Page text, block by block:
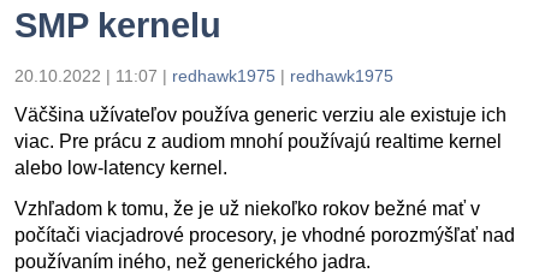
SMP kernelu
20.10.2022 | 11:07 | redhawk1975 | redhawk1975
Väčšina užívateľov používa generic verziu ale existuje ich
viac. Pre prácu z audiom mnohí používajú realtime kernel
alebo low-latency kernel.
Vzhľadom k tomu, že je už niekoľko rokov bežné mať v
počítači viacjadrové procesory, je vhodné porozmýšľať nad
používaním iného, než generického jadra.